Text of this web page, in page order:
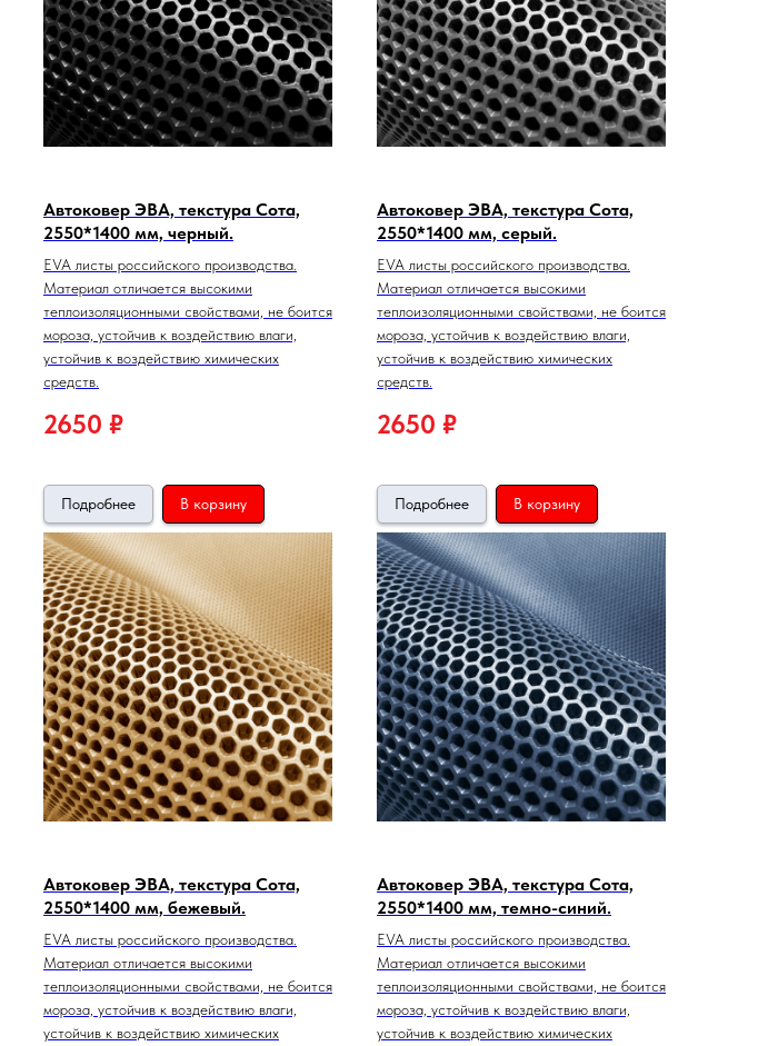
Автоковер ЭВА, текстура Сота,
2550*1400 мм, черный.
EVA листы российского производства.
Материал отличается высокими
теплоизоляционными свойствами, не боится
мороза, устойчив к воздействию влаги,
устойчив к воздействию химических
средств.
2650 ₽
Подробнее В корзину
Автоковер ЭВА, текстура Сота,
2550*1400 мм, серый.
EVA листы российского производства.
Материал отличается высокими
теплоизоляционными свойствами, не боится
мороза, устойчив к воздействию влаги,
устойчив к воздействию химических
средств.
2650 ₽
Подробнее В корзину
Автоковер ЭВА, текстура Сота,
2550*1400 мм, бежевый.
EVA листы российского производства.
Материал отличается высокими
теплоизоляционными свойствами, не боится
мороза, устойчив к воздействию влаги,
устойчив к воздействию химических
Автоковер ЭВА, текстура Сота,
2550*1400 мм, темно-синий.
EVA листы российского производства.
Материал отличается высокими
теплоизоляционными свойствами, не боится
мороза, устойчив к воздействию влаги,
устойчив к воздействию химических